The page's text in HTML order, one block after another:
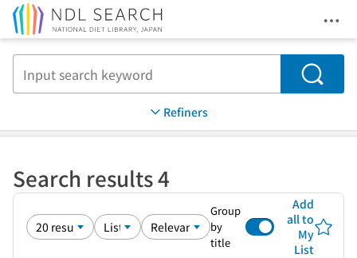
Search
Refiners
Search results 4
Group
by
title
Add
all to
My
List